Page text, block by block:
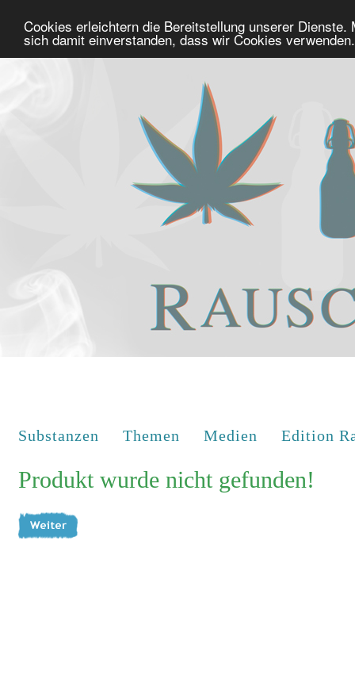
Cookies erleichtern die Bereitstellung unserer
sich damit einverstanden, dass wir Cookies
Substanzen Themen Medien Edition
Produkt wurde nicht gefunden!